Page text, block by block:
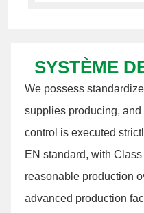
SYSTÈME
We possess
supplies producing,
control is executed
EN standard, with
reasonable production
advanced production